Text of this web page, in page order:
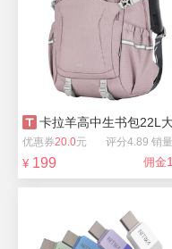
卡拉羊高中生书包22L
优惠券20.0元 评分4.89 销
¥ 199 佣金